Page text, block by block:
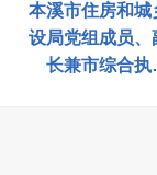
本溪市住房和城
设局党组成员、
长兼市综合